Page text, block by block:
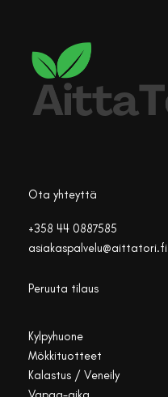
Ota yhteyttä
+358 44 0887585
asiakaspalvelu@aittatori.fi
Peruuta tilaus
Kylpyhuone
Mökkituotteet
Kalastus / Veneily